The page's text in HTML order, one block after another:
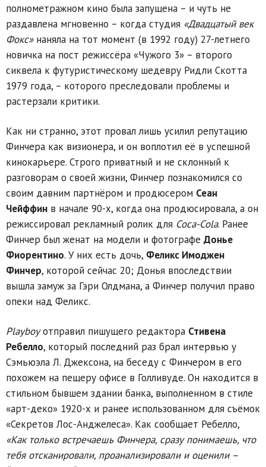
полнометражном кино была запущена – и чуть не
раздавлена мгновенно – когда студия «Двадцатый век
Фокс»наняла на тот момент (в 1992 году) 27-летнего
новичка на пост режиссёра «Чужого 3» – второго
сиквела к футуристическому шедевру Ридли Скотта
1979 года, – которого преследовали проблемы и
растерзали критики.
Как ни странно, этот провал лишь усилил репутацию
Финчера как визионера, и он воплотил её в успешной
кинокарьере. Строго приватный и не склонный к
разговорам о своей жизни, Финчер познакомился со
своим давним партнёром и продюсером Сеан
Чейффин в начале 90-х, когда она продюсировала, а он
режиссировал рекламный ролик для Coca-Cola. Ранее
Финчер был женат на модели и фотографе Донье
Фиорентино. У них есть дочь, Феликс Имоджен
Финчер, которой сейчас 20; Донья впоследствии
вышла замуж за Гэри Олдмана, а Финчер получил право
опеки над Феликс.
Playboyотправил пишущего редактора Стивена
Ребелло, который последний раз брал интервью у
Сэмьюэла Л. Джексона, на беседу с Финчером в его
похожем на пещеру офисе в Голливуде. Он находится в
стильном бывшем здании банка, выполненном в стиле
«арт-деко» 1920-х и ранее использованном для съёмок
«Секретов Лос-Анджелеса». Как сообщает Ребелло,
«Как только встречаешь Финчера, сразу понимаешь, что
тебя отсканировали, проанализировали и оценили –